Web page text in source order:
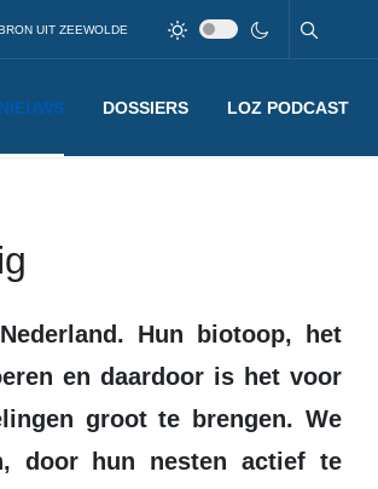
UIT ZEEWOLDE
NIEUWS DOSSIERS LOZ PODCAST
en daardoor is het voor
groot te brengen. We
door hun nesten actief te